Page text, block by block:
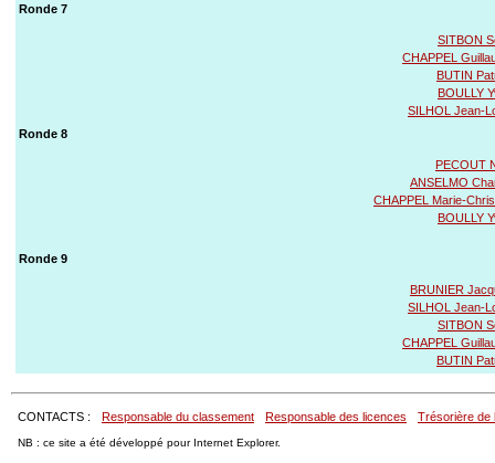
Ronde 7
SITBON
CHAPPEL
BUTIN
BOULLY
SILHOL Jean-
Ronde 8
PECOUT
ANSELMO
CHAPPEL Marie-
BOULLY
Ronde 9
BRUNIER
SILHOL Jean-
SITBON
CHAPPEL
BUTIN
CONTACTS : Responsable du classement Responsable des licences Trésorière de
NB : ce site a été développé pour Internet Explorer.